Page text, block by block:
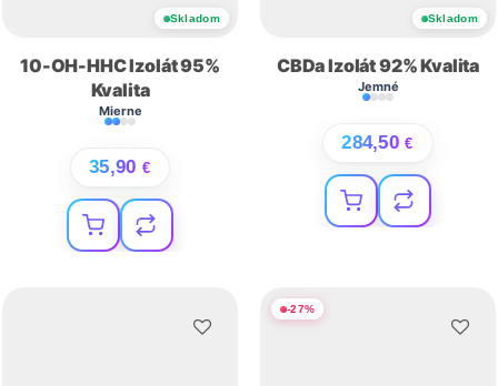
Skladom
10-OH-HHC Izolát 95%
Kvalita
Mierne
35,90 €
Skladom
CBDa Izolát 92% Kvalita
Jemné
284,50€
-27%